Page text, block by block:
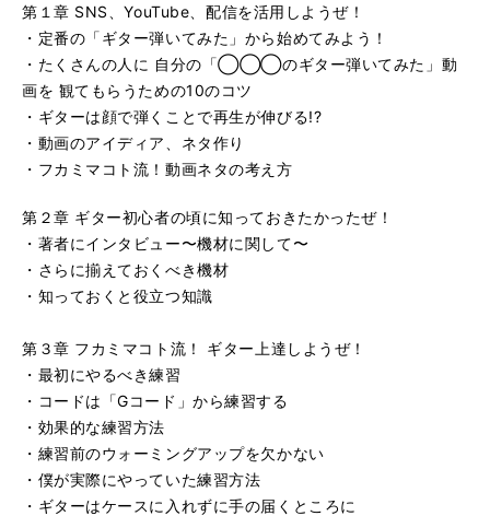
第１章 SNS、YouTube、配信を活用しようぜ！
・定番の「ギター弾いてみた」から始めてみよう！
・たくさんの人に 自分の「◯◯◯のギター弾いてみた」動
画を 観てもらうための10のコツ
・ギターは顔で弾くことで再生が伸びる!?
・動画のアイディア、ネタ作り
・フカミマコト流！動画ネタの考え方
第２章 ギター初心者の頃に知っておきたかったぜ！
・著者にインタビュー〜機材に関して〜
・さらに揃えておくべき機材
・知っておくと役立つ知識
第３章 フカミマコト流！ ギター上達しようぜ！
・最初にやるべき練習
・コードは「Gコード」から練習する
・効果的な練習方法
・練習前のウォーミングアップを欠かない
・僕が実際にやっていた練習方法
・ギターはケースに入れずに手の届くところに